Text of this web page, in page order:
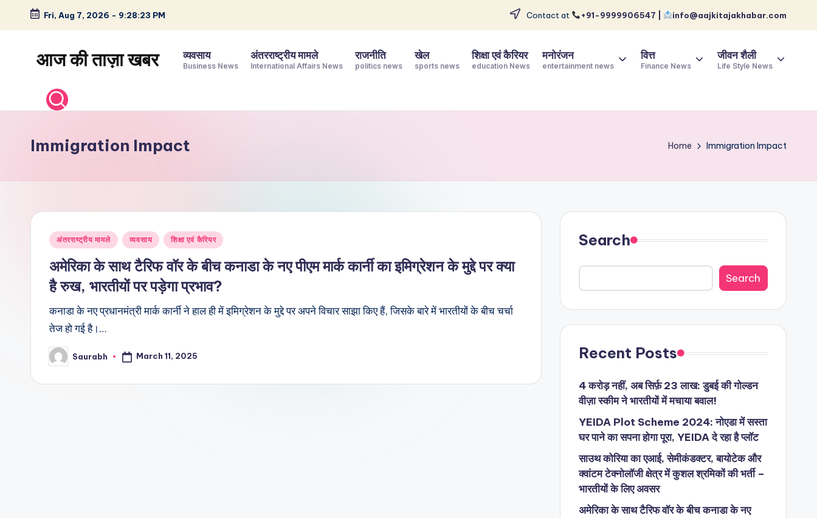
Skip
content
Fri, Aug 7, 2026 - 9:28:24 PM Contact at +91-9999906547 | info@aajkitajakhabar.com
आज की ताज़ा खबर
–
और
विश्व
व्यवसाय
Business News
अंतरराष्ट्रीय मामले
International Affairs News
राजनीति
politics news
खेल
sports news
शिक्षा एवं कैरियर
education News
मनोरंजन
entertainment news
वित्त
Finance News
जीवन शैली
Life Style News
Immigration Impact Home Immigration Impact
Posted
अंतरराष्ट्रीय मामले व्यवसाय शिक्षा एवं कैरियर
अमेरिका के साथ टैरिफ वॉर के बीच कनाडा के नए पीएम मार्क कार्नी का इमिग्रेशन के मुद्दे पर क्या
है रुख, भारतीयों पर पड़ेगा प्रभाव?
कनाडा के नए प्रधानमंत्री मार्क कार्नी ने हाल ही में इमिग्रेशन के मुद्दे पर अपने विचार साझा किए हैं, जिसके बारे में भारतीयों के बीच चर्चा
तेज हो गई है।…
Posted
by
Saurabh March 11, 2025
Search
Search
Recent Posts
4 करोड़ नहीं, अब सिर्फ़ 23 लाख: डुबई की गोल्डन
वीज़ा स्कीम ने भारतीयों में मचाया बवाल!
YEIDA Plot Scheme 2024: नोएडा में सस्ता
घर पाने का सपना होगा पूरा, YEIDA दे रहा है प्लॉट
साउथ कोरिया का एआई, सेमीकंडक्टर, बायोटेक और
क्वांटम टेक्नोलॉजी क्षेत्र में कुशल श्रमिकों की भर्ती –
भारतीयों के लिए अवसर
अमेरिका के साथ टैरिफ वॉर के बीच कनाडा के नए